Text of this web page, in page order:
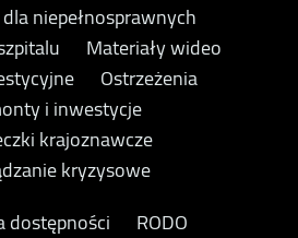
niepełnosprawnych
Materiały wideo
Ostrzeżenia
i inwestycje
krajoznawcze
kryzysowe
dostępności
RODO